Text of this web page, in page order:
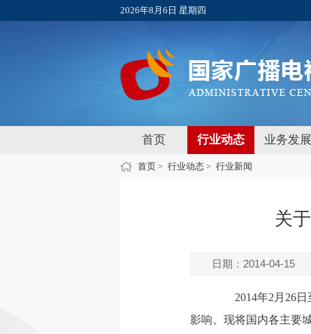
2026年8月6日 星期四
首页 行业动态 业务发展
首页 > 行业动态 > 行业新闻
关
日期：2014-04-15
2014年2月26日
影响。现将国内各主要